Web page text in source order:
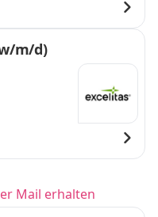
m/d)
Mail erhalten